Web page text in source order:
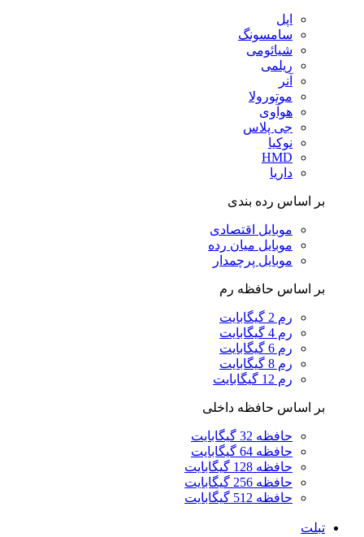
اپل
سامسونگ
شیائومی
ریلمی
آنر
موتورولا
هوآوی
جی پلاس
نوکیا
HMD
داریا
بر اساس رده بندی
موبایل اقتصادی
موبایل میان رده
موبایل پرچمدار
بر اساس حافظه رم
رم 2 گیگابایت
رم 4 گیگابایت
رم 6 گیگابایت
رم 8 گیگابایت
رم 12 گیگابایت
بر اساس حافظه داخلی
حافظه 32 گیگابایت
حافظه 64 گیگابایت
حافظه 128 گیگابایت
حافظه 256 گیگابایت
حافظه 512 گیگابایت
تبلت